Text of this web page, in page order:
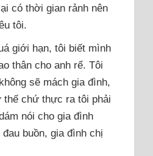
có thời gian rảnh nên
tôi.
giới hạn, tôi biết mình
thân cho anh rể. Tôi
sẽ mách gia đình,
thế chứ thực ra tôi phải
nói cho gia đình
buồn, gia đình chị